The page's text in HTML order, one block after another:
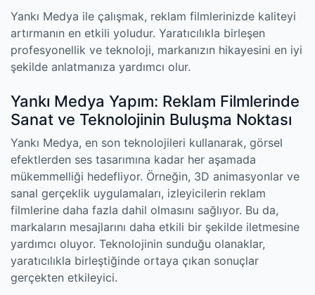
Yankı Medya ile çalışmak, reklam filmlerinizde kaliteyi
artırmanın en etkili yoludur. Yaratıcılıkla birleşen
profesyonellik ve teknoloji, markanızın hikayesini en iyi
şekilde anlatmanıza yardımcı olur.
Yankı Medya Yapım: Reklam Filmlerinde
Sanat ve Teknolojinin Buluşma Noktası
Yankı Medya, en son teknolojileri kullanarak, görsel
efektlerden ses tasarımına kadar her aşamada
mükemmelliği hedefliyor. Örneğin, 3D animasyonlar ve
sanal gerçeklik uygulamaları, izleyicilerin reklam
filmlerine daha fazla dahil olmasını sağlıyor. Bu da,
markaların mesajlarını daha etkili bir şekilde iletmesine
yardımcı oluyor. Teknolojinin sunduğu olanaklar,
yaratıcılıkla birleştiğinde ortaya çıkan sonuçlar
gerçekten etkileyici.